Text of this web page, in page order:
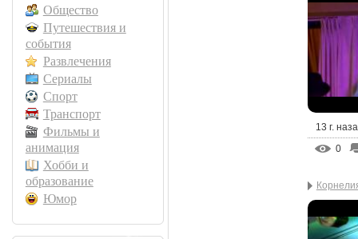
Общество
Путешествия и
события
Развлечения
Сериалы
Спорт
Транспорт
Фильмы и
анимация
Хобби и
образование
Юмор
13 г.
0